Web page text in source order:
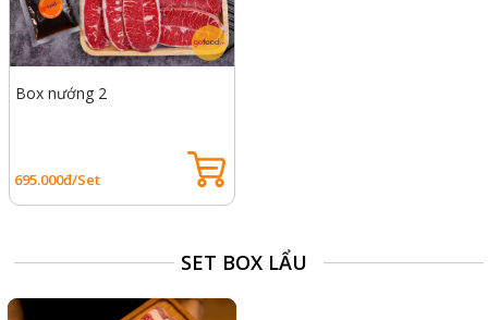
Box nướng 2
695.000đ/Set
SET BOX LẨU